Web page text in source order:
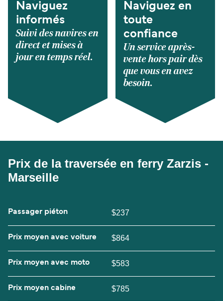
Naviguez
informés
Suivi des navires en
direct et mises à
jour en temps réel.
Naviguez en
toute
confiance
Un service après-
vente hors pair dès
que vous en avez
besoin.
Prix de la traversée en ferry Zarzis -
Marseille
Passager piéton $237
Prix moyen avec voiture $864
Prix moyen avec moto $583
Prix moyen cabine $785